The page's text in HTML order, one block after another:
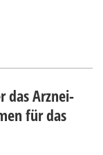
das Arznei-
für das